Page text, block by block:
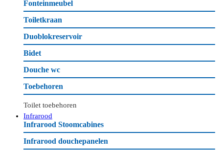
Fonteinmeubel
Toiletkraan
Duoblokreservoir
Bidet
Douche wc
Toebehoren
Toilet toebehoren
Infrarood
Infrarood Stoomcabines
Infrarood douchepanelen